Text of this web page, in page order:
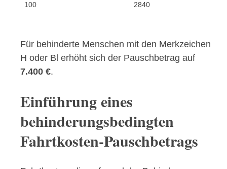
100 2840
Für behinderte Menschen mit den Merkzeichen
H oder Bl erhöht sich der Pauschbetrag auf
7.400 €.
Einführung eines
behinderungsbedingten
Fahrtkosten-Pauschbetrags